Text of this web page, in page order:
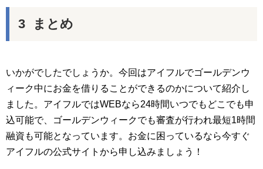
まとめ
いかがでしたでしょうか。今回はアイフルでゴールデンウ
ィーク中にお金を借りることができるのかについて紹介し
ました。アイフルではWEBなら24時間いつでもどこでも申
込可能で、ゴールデンウィークでも審査が行われ最短1時間
融資も可能となっています。お金に困っているなら今すぐ
アイフルの公式サイトから申し込みましょう！